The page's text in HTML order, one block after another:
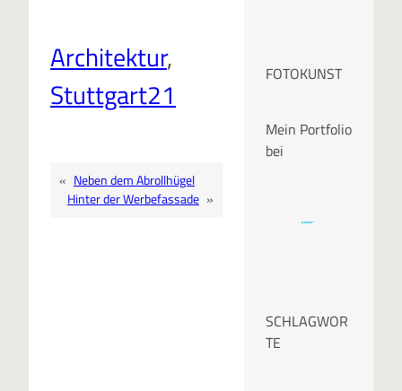
Architektur
Stuttgart21
« Neben dem Abrollhügel
Hinter der Werbefassade »
FOTOKUNST
Mein Portfolio
bei
SCHLAGWOR
TE